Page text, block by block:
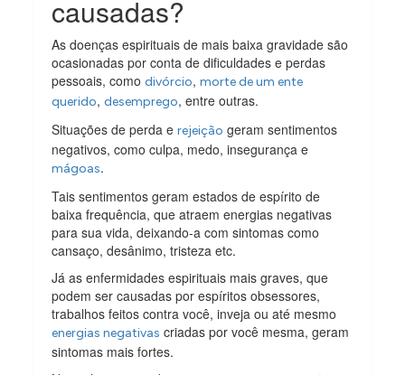
causadas?
As doenças espirituais de mais baixa gravidade são
ocasionadas por conta de dificuldades e perdas
pessoais, comodivórcio,morte de um ente
querido,desemprego, entre outras.
Situações de perda erejeição geram sentimentos
negativos, como culpa, medo, insegurança e
mágoas.
Tais sentimentos geram estados de espírito de
baixa frequência, que atraem energias negativas
para sua vida, deixando-a com sintomas como
cansaço, desânimo, tristeza etc.
Já as enfermidades espirituais mais graves, que
podem ser causadas por espíritos obsessores,
trabalhos feitos contra você, inveja ou até mesmo
energias negativas criadas por você mesma, geram
sintomas mais fortes.